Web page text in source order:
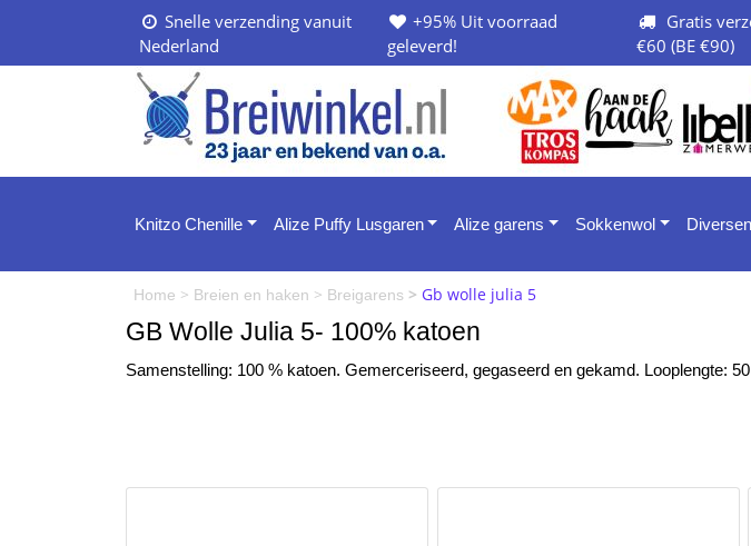
Snelle verzending vanuit
Nederland
+95% Uit voorraad
geleverd!
Gratis
€60 (BE €90)
Knitzo Chenille Alize Puffy Lusgaren Alize garens Sokkenwol Diversen
Home > Breien en haken > Breigarens > Gb wolle julia 5
GB Wolle Julia 5- 100% katoen
Samenstelling: 100 % katoen. Gemerceriseerd, gegaseerd en gekamd. Looplengte: